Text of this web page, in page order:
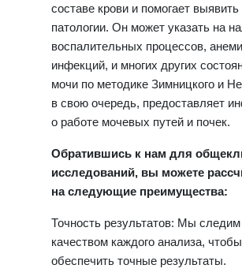
составе крови и помогает
патологии. Он может указать на
воспалительных процессов,
инфекций, и многих других
мочи по методике Зимницкого и
в свою очередь, предоставляет
о работе мочевых путей и почек.
Обратившись к нам для
исследований, вы можете
на следующие преимущества:
Точность результатов: Мы следим
качеством каждого анализа, чтобы
обеспечить точные результаты.